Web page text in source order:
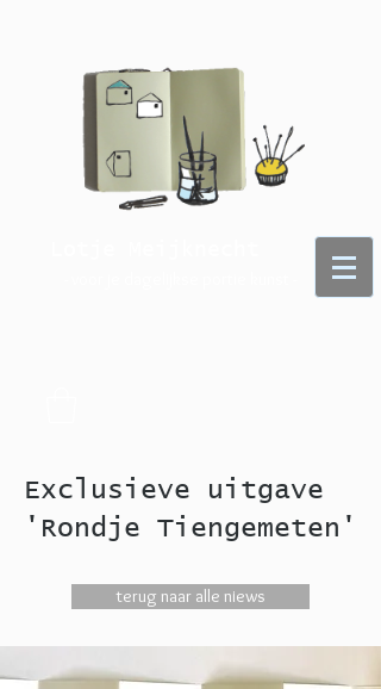
Exclusieve uitgave
'Rondje Tiengemeten'
terug naar alle niews